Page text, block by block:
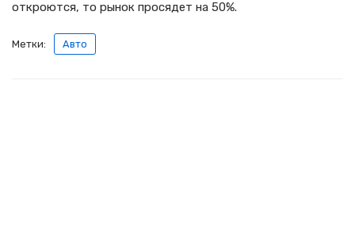
откроются, то рынок просядет на 50%.
Метки: Авто